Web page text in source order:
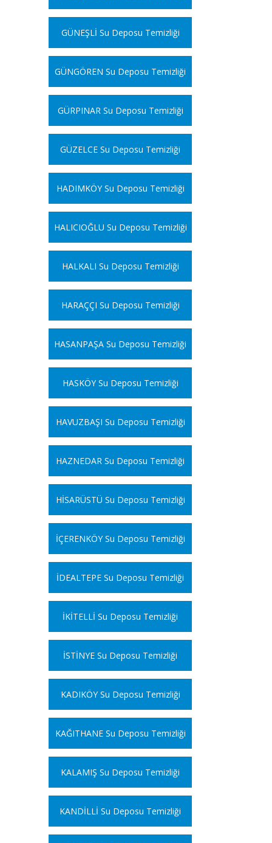
GÜNEŞLİ Su Deposu Temizliği
GÜNGÖREN Su Deposu Temizliği
GÜRPINAR Su Deposu Temizliği
GÜZELCE Su Deposu Temizliği
HADIMKÖY Su Deposu Temizliği
HALICIOĞLU Su Deposu Temizliği
HALKALI Su Deposu Temizliği
HARAÇÇI Su Deposu Temizliği
HASANPAŞA Su Deposu Temizliği
HASKÖY Su Deposu Temizliği
HAVUZBAŞI Su Deposu Temizliği
HAZNEDAR Su Deposu Temizliği
HİSARÜSTÜ Su Deposu Temizliği
İÇERENKÖY Su Deposu Temizliği
İDEALTEPE Su Deposu Temizliği
İKİTELLİ Su Deposu Temizliği
İSTİNYE Su Deposu Temizliği
KADIKÖY Su Deposu Temizliği
KAĞITHANE Su Deposu Temizliği
KALAMIŞ Su Deposu Temizliği
KANDİLLİ Su Deposu Temizliği